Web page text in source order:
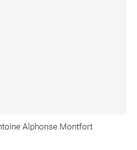
Alphonse Montfort